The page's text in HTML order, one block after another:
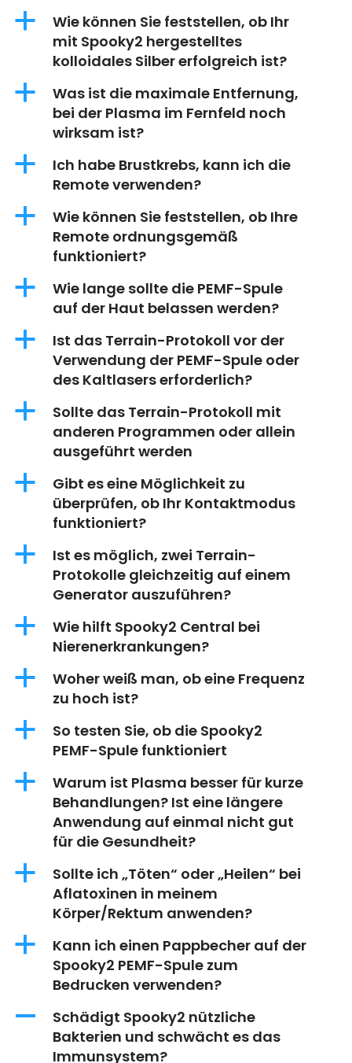
a
Wie können Sie feststellen, ob Ihr
mit Spooky2 hergestelltes
kolloidales Silber erfolgreich ist?
a
Was ist die maximale Entfernung,
bei der Plasma im Fernfeld noch
wirksam ist?
a
Ich habe Brustkrebs, kann ich die
Remote verwenden?
a
Wie können Sie feststellen, ob Ihre
Remote ordnungsgemäß
funktioniert?
a
Wie lange sollte die PEMF-Spule
auf der Haut belassen werden?
a
Ist das Terrain-Protokoll vor der
Verwendung der PEMF-Spule oder
des Kaltlasers erforderlich?
a
Sollte das Terrain-Protokoll mit
anderen Programmen oder allein
ausgeführt werden
a
Gibt es eine Möglichkeit zu
überprüfen, ob Ihr Kontaktmodus
funktioniert?
a
Ist es möglich, zwei Terrain-
Protokolle gleichzeitig auf einem
Generator auszuführen?
a
Wie hilft Spooky2 Central bei
Nierenerkrankungen?
a
Woher weiß man, ob eine Frequenz
zu hoch ist?
a
So testen Sie, ob die Spooky2
PEMF-Spule funktioniert
a
Warum ist Plasma besser für kurze
Behandlungen? Ist eine längere
Anwendung auf einmal nicht gut
für die Gesundheit?
a
Sollte ich „Töten“ oder „Heilen“ bei
Aflatoxinen in meinem
Körper/Rektum anwenden?
a
Kann ich einen Pappbecher auf der
Spooky2 PEMF-Spule zum
Bedrucken verwenden?
A
Schädigt Spooky2 nützliche
Bakterien und schwächt es das
Immunsystem?